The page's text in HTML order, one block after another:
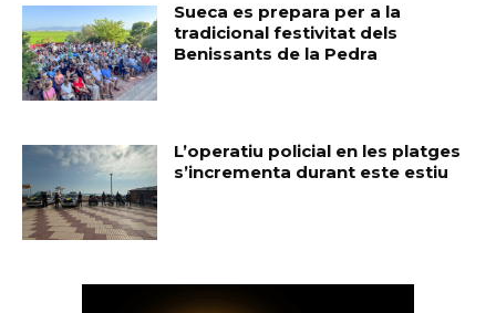
Sueca es prepara per a la
tradicional festivitat dels
Benissants de la Pedra
L’operatiu policial en les platges
s’incrementa durant este estiu